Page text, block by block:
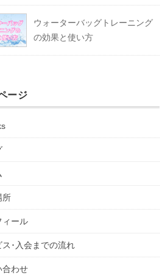
ウォーターバッグトレーニング
の効果と使い方
ージ
所
ィール
ス･入会までの流れ
合わせ